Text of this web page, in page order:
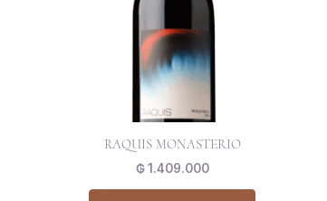
RAQUIS MONASTERIO
₲1.409.000